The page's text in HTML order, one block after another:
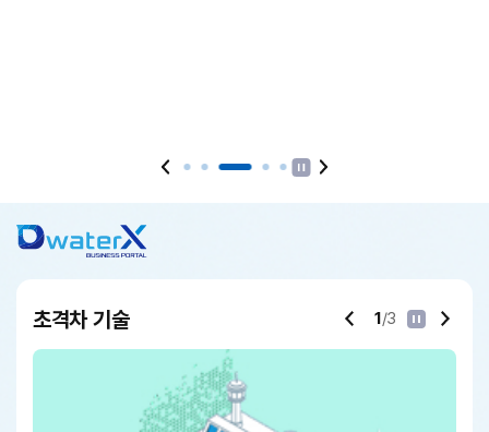
이전 정지다음
초격차 기술 1/3 정지